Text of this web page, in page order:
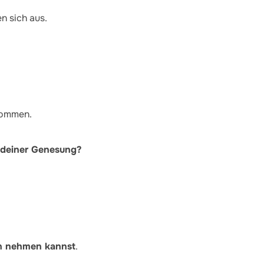
sich aus.
Genesung?
nehmen kannst.